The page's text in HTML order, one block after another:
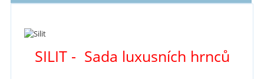
SILIT - Sada luxusních hrnců